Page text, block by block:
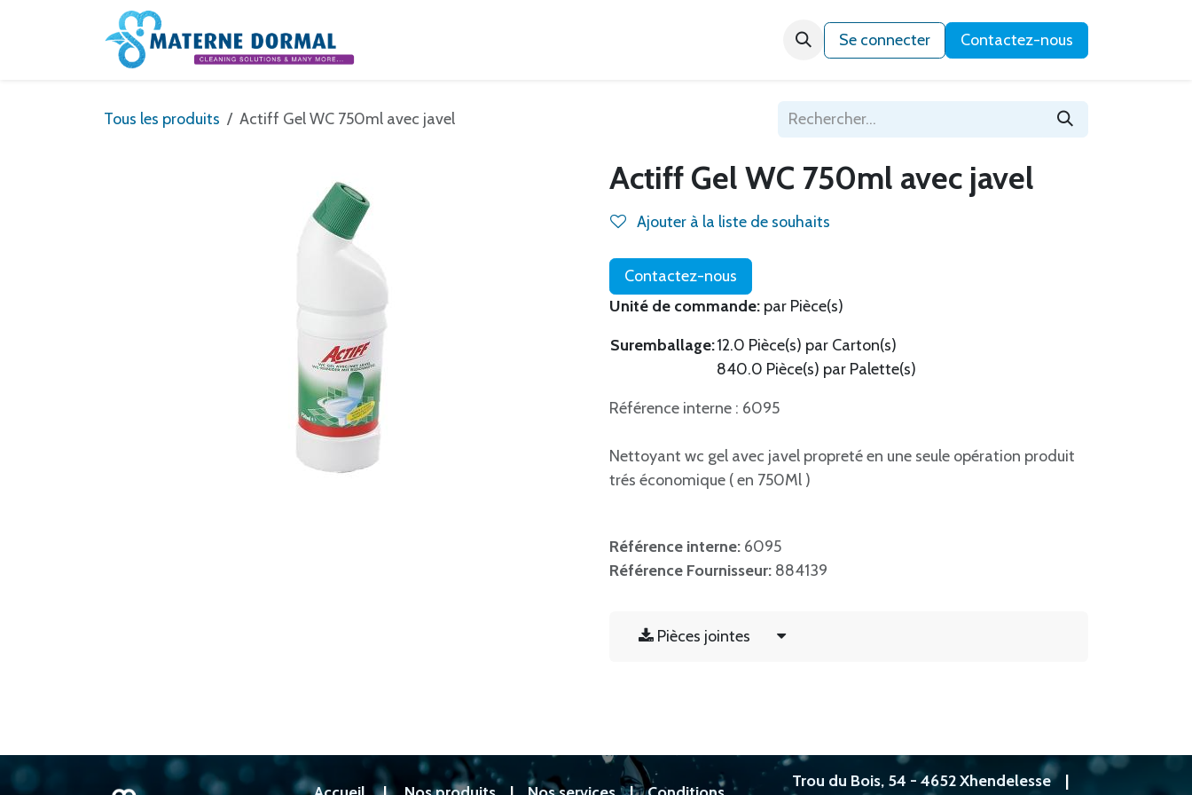
Se rendre au contenu
Qui sommes-nous ?
Se connecter Contactez-nous
Tous les produits Actiff Gel WC 750ml avec javel
Actiff Gel WC 750ml avec javel
Ajouter à la liste de souhaits
Contactez-nous
Unité de commande: par Pièce(s)
Suremballage:12.0 Pièce(s) par Carton(s)
840.0 Pièce(s) par Palette(s)
Référence interne : 6095
Nettoyant wc gel avec javel propreté en une seule opération produit
trés économique ( en 750Ml )
Référence interne: 6095
Référence Fournisseur: 884139
Pièces jointes
Trou du Bois, 54 - 4652 Xhendelesse|